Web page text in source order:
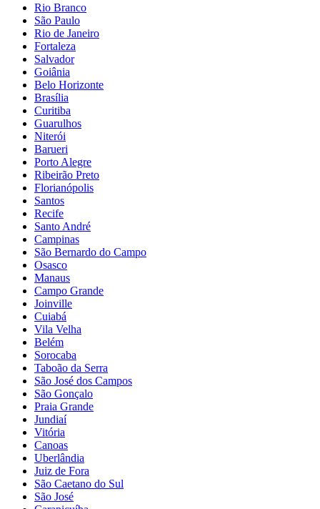
Rio Branco
São Paulo
Rio de Janeiro
Fortaleza
Salvador
Goiânia
Belo Horizonte
Brasília
Curitiba
Guarulhos
Niterói
Barueri
Porto Alegre
Ribeirão Preto
Florianópolis
Santos
Recife
Santo André
Campinas
São Bernardo do Campo
Osasco
Manaus
Campo Grande
Joinville
Cuiabá
Vila Velha
Belém
Sorocaba
Taboão da Serra
São José dos Campos
São Gonçalo
Praia Grande
Jundiaí
Vitória
Canoas
Uberlândia
Juiz de Fora
São Caetano do Sul
São José